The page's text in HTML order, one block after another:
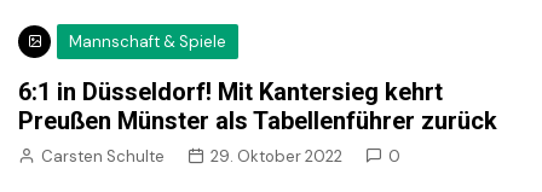
Mannschaft & Spiele
6:1 in Düsseldorf! Mit Kantersieg kehrt
Preußen Münster als Tabellenführer zurück
Carsten Schulte 29. Oktober 2022 0